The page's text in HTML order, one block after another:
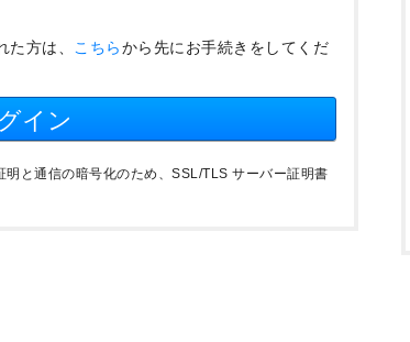
方は、 こちらから先にお手続きをしてくだ
イン
明と通信の暗号化のため、SSL/TLS サーバー証明書